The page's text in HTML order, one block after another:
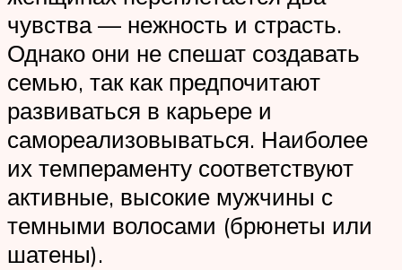
чувства — нежность и страсть.
Однако они не спешат создавать
семью, так как предпочитают
развиваться в карьере и
самореализовываться. Наиболее
их темпераменту соответствуют
активные, высокие мужчины с
темными волосами (брюнеты или
шатены).